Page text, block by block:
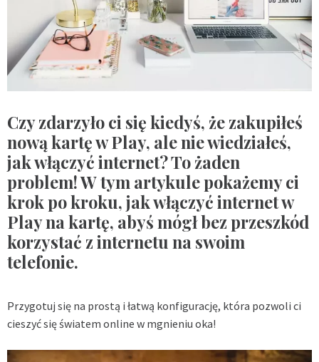
Czy zdarzyło ci się kiedyś, że zakupiłeś
nową kartę w Play, ale nie wiedziałeś,
jak włączyć internet? To żaden
problem! W tym artykule pokażemy ci
krok po kroku, jak włączyć internet w
Play na kartę, abyś mógł bez przeszkód
korzystać z internetu na swoim
telefonie.
Przygotuj się na prostą i łatwą konfigurację, która pozwoli ci
cieszyć się światem online w mgnieniu oka!